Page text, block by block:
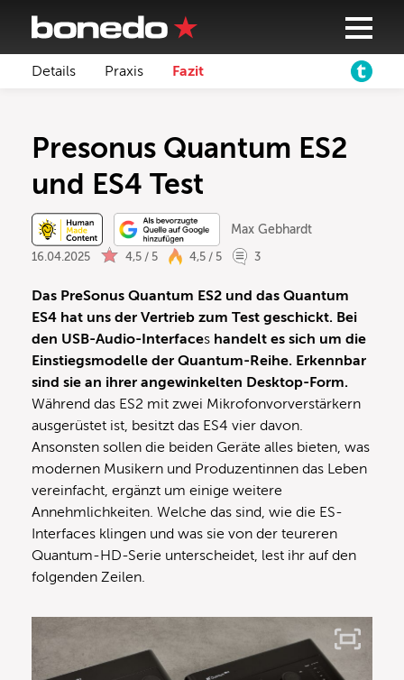
Details Praxis Fazit
Presonus Quantum ES2
und ES4 Test
Max Gebhardt
16.04.2025 4,5 / 5 4,5 / 5 3
Das PreSonus Quantum ES2 und das Quantum
ES4 hat uns der Vertrieb zum Test geschickt. Bei
den USB-Audio-Interfaces handelt es sich um die
Einstiegsmodelle der Quantum-Reihe. Erkennbar
sind sie an ihrer angewinkelten Desktop-Form.
Während das ES2 mit zwei Mikrofonvorverstärkern
ausgerüstet ist, besitzt das ES4 vier davon.
Ansonsten sollen die beiden Geräte alles bieten, was
modernen Musikern und Produzentinnen das Leben
vereinfacht, ergänzt um einige weitere
Annehmlichkeiten. Welche das sind, wie die ES-
Interfaces klingen und was sie von der teureren
Quantum-HD-Serie unterscheidet, lest ihr auf den
folgenden Zeilen.